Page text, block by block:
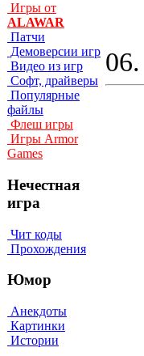
Игры от
ALAWAR
Патчи
Демоверсии игр
Видео из игр
Софт, драйверы
Популярные
файлы
Флеш игры
Игры Armor
Games
Нечестная
игра
Чит коды
Прохождения
Юмор
Анекдоты
Картинки
Истории